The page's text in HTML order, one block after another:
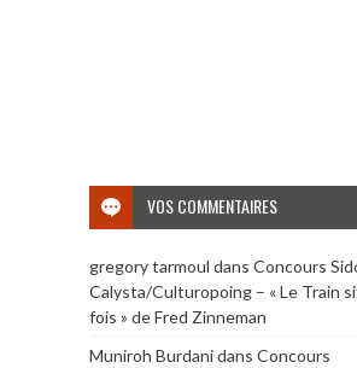
VOS COMMENTAIRES
gregory tarmoul dans Concours
Calysta/Culturopoing – « Le Train
fois » de Fred Zinneman
Muniroh Burdanidans Concours